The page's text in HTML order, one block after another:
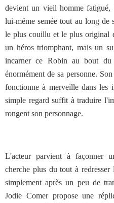
devient un vieil homme
lui-même semée tout au long de
le plus couillu et le plus original
un héros triomphant, mais un
incarner ce Robin au bout du
énormément de sa personne.
fonctionne à merveille dans les
simple regard suffit à traduire
rongent son personnage.
L'acteur parvient à façonner
cherche plus du tout à
simplement après un peu de
Jodie Comer propose une